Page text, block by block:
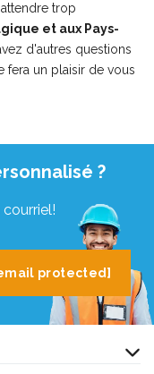
trop
et aux Pays-
d'autres questions
fera un plaisir de vous
?
protected]